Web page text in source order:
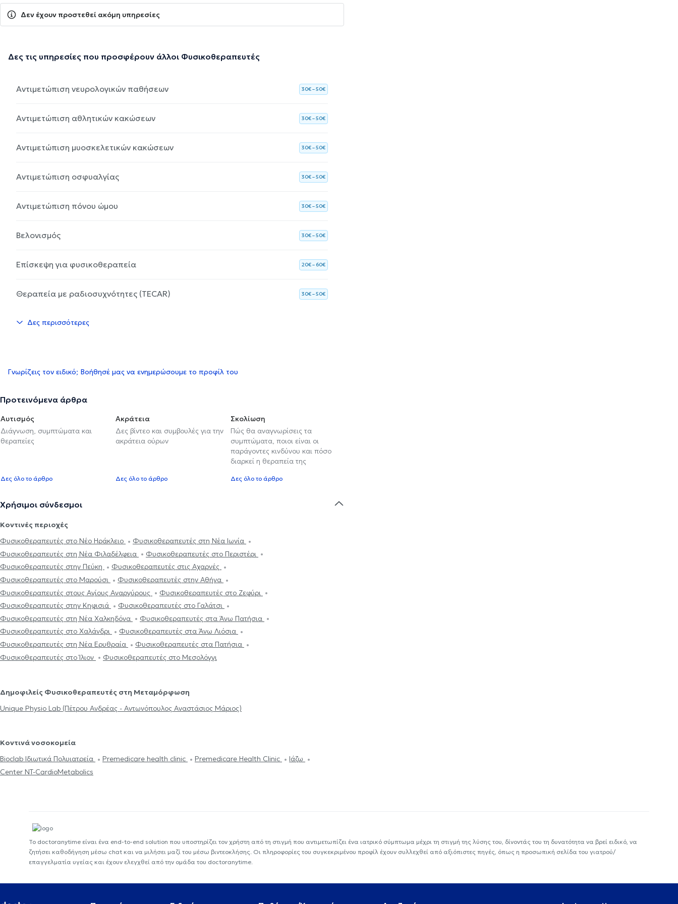
Δεν έχουν προστεθεί ακόμη υπηρεσίες
Δες τις υπηρεσίες που προσφέρουν άλλοι Φυσικοθεραπευτές
Αντιμετώπιση νευρολογικών παθήσεων 30€ – 50€
Αντιμετώπιση αθλητικών κακώσεων 30€ – 50€
Αντιμετώπιση μυοσκελετικών κακώσεων 30€ – 50€
Αντιμετώπιση οσφυαλγίας 30€ – 50€
Αντιμετώπιση πόνου ώμου 30€ – 50€
Βελονισμός 30€ – 50€
Επίσκεψη για φυσικοθεραπεία 20€ – 60€
Θεραπεία με ραδιοσυχνότητες (TECAR) 30€ – 50€
Δες περισσότερες
Γνωρίζεις τον ειδικό; Βοήθησέ μας να ενημερώσουμε το προφίλ του
Προτεινόμενα άρθρα
Αυτισμός
Διάγνωση, συμπτώματα και
θεραπείες
Δες όλο το άρθρο
Ακράτεια
Δες βίντεο και συμβουλές για την
ακράτεια ούρων
Δες όλο το άρθρο
Σκολίωση
Πώς θα αναγνωρίσεις τα
συμπτώματα, ποιοι είναι οι
παράγοντες κινδύνου και πόσο
διαρκεί η θεραπεία της
Δες όλο το άρθρο
Χρήσιμοι σύνδεσμοι
Κοντινές περιοχές
Φυσικοθεραπευτές στο Νέο Ηράκλειο
Φυσικοθεραπευτές στη Νέα Ιωνία
Φυσικοθεραπευτές στη Νέα Φιλαδέλφεια
Φυσικοθεραπευτές στο Περιστέρι
Φυσικοθεραπευτές στην Πεύκη
Φυσικοθεραπευτές στις Αχαρνές
Φυσικοθεραπευτές στο Μαρούσι
Φυσικοθεραπευτές στην Αθήνα
Φυσικοθεραπευτές στους Αγίους Αναργύρους
Φυσικοθεραπευτές στο Ζεφύρι
Φυσικοθεραπευτές στην Κηφισιά
Φυσικοθεραπευτές στο Γαλάτσι
Φυσικοθεραπευτές στη Νέα Χαλκηδόνα
Φυσικοθεραπευτές στα Άνω Πατήσια
Φυσικοθεραπευτές στο Χαλάνδρι
Φυσικοθεραπευτές στα Άνω Λιόσια
Φυσικοθεραπευτές στη Νέα Ερυθραία
Φυσικοθεραπευτές στα Πατήσια
Φυσικοθεραπευτές στο Ίλιον
Φυσικοθεραπευτές στο Μεσολόγγι
Δημοφιλείς Φυσικοθεραπευτές στη Μεταμόρφωση
Unique Physio Lab (Πέτρου Ανδρέας - Αντωνόπουλος Αναστάσιος Μάριος)
Κοντινά νοσοκομεία
Bioclab Ιδιωτικά Πολυιατρεία
Premedicare health clinic Premedicare Health Clinic
Ιάζω
Center NT-CardioMetabolics
Το doctoranytime είναι ένα end-to-end solution που υποστηρίζει τον χρήστη από τη στιγμή που αντιμετωπίζει ένα ιατρικό σύμπτωμα μέχρι τη στιγμή της λύσης του, δίνοντάς του τη δυνατότητα να βρεί ειδικό, να
ζητήσει καθοδήγηση μέσω chat και να μιλήσει μαζί του μέσω βιντεοκλήσης. Οι πληροφορίες του συγκεκριμένου προφίλ έχουν συλλεχθεί από αξιόπιστες πηγές, όπως η προσωπική σελίδα του γιατρού/
επαγγελματία υγείας και έχουν ελεγχθεί από την ομάδα του doctoranytime.